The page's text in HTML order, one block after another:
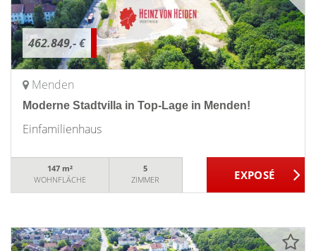
462.849,- €
Menden
Moderne Stadtvilla in Top-Lage in Menden!
Einfamilienhaus
147 m²
WOHNFLÄCHE
5
ZIMMER